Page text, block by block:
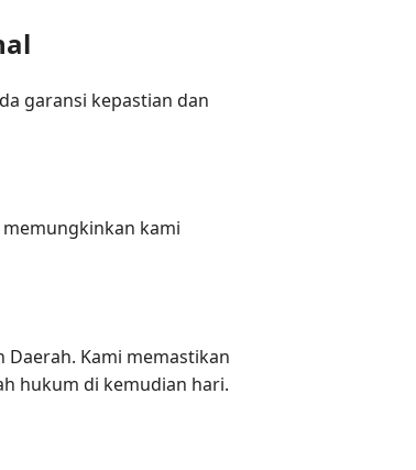
garansi kepastian dan
kami
Kami memastikan
hukum di kemudian hari.